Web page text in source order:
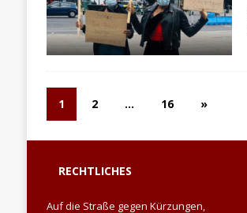
1 2 … 16 »
RECHTLICHES
Auf die Straße gegen Kürzungen,